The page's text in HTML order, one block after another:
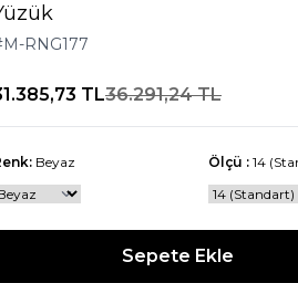
RNG177
TL36.291,24TL
Beyaz Ölçü : 14
Sepete Ekle